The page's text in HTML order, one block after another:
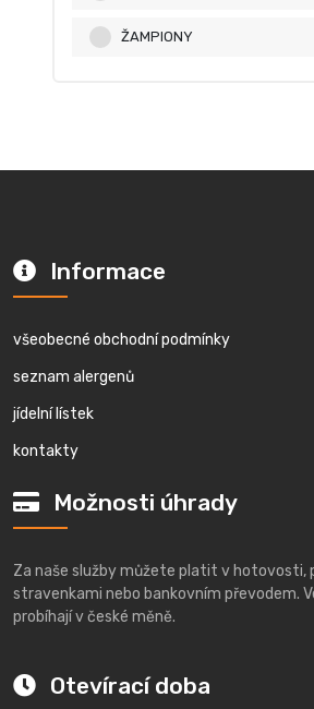
ŽAMPIONY
Informace
všeobecné obchodní podmínky
seznam alergenů
jídelní lístek
kontakty
Možnosti úhrady
Za naše služby můžete platit v hotovosti,
stravenkami nebo bankovním převodem.
probíhají v české měně.
Otevírací doba